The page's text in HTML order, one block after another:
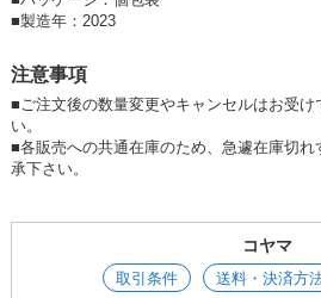
■製造年：2023
注意事項
■ご注文後の数量変更やキャンセルはお受け
い。
■各販売への共通在庫のため、急遽在庫切れ
承下さい。
コヤマ
取引条件 送料・決済方